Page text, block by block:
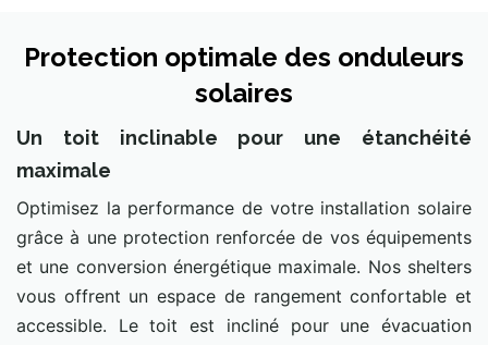
Protection optimale des onduleurs
solaires
Un toit inclinable pour une étanchéité
maximale
Optimisez la performance de votre installation solaire
grâce à une protection renforcée de vos équipements
et une conversion énergétique maximale. Nos shelters
vous offrent un espace de rangement confortable et
accessible. Le toit est incliné pour une évacuation